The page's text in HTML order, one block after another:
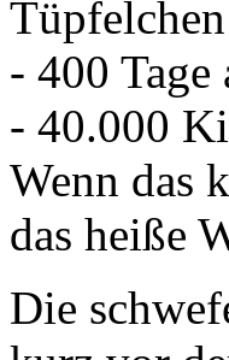
- 40.000
Wenn
das heiße
Die
kurz vor
Wohltat!